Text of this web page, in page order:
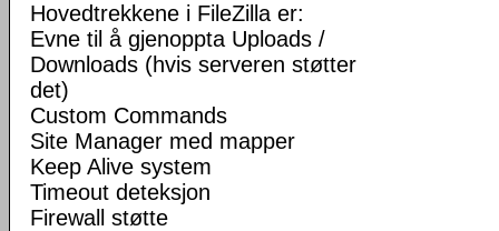
Hovedtrekkene i FileZilla er:
Evne til å gjenoppta Uploads /
Downloads (hvis serveren støtter
det)
Custom Commands
Site Manager med mapper
Keep Alive system
Timeout deteksjon
Firewall støtte